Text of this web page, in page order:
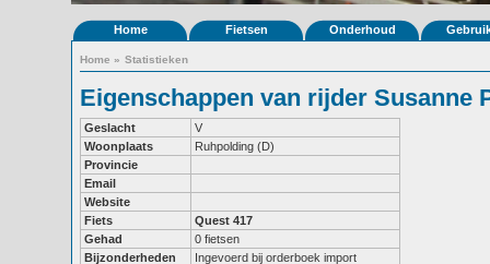
Home Fietsen Onderhoud
Home » Statistieken
Eigenschappen van rijder Susanne
Geslacht
V
Woonplaats
Ruhpolding (D)
Provincie
Email
Website
Fiets
Quest 417
Gehad
0 fietsen
Bijzonderheden
Ingevoerd bij orderboek import